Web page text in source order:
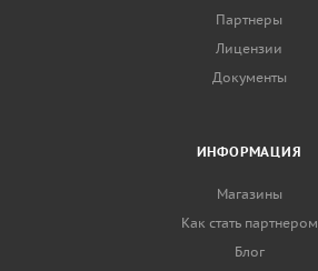
Партнеры
Лицензии
Документы
ИНФОРМАЦИЯ
Магазины
Как стать партнером
Блог